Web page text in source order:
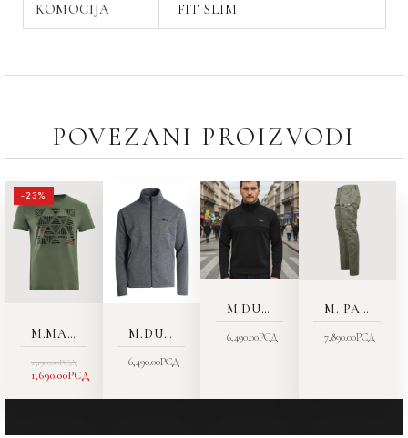
KOMOCIJA FIT SLIM
POVEZANI PROIZVODI
-23%
M.MAJICA 8115-06AA
2,190.00РСД
ORIGINALNA
CENA
JE
BILA:
2,190.00РСД.
1,690.00РСД
TRENUTNA
CENA
JE:
1,690.00РСД.
M.DUKS 8251-00
6,490.00РСД
M.DUKS 8256
6,490.00РСД
M. PANTALONE 1611-03 VODOODBOJNE
7,890.00РСД